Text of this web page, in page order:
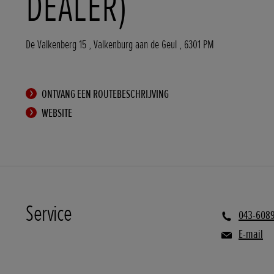
De Valkenberg 15 , Valkenburg aan de Geul , 6301 PM
ONTVANG EEN ROUTEBESCHRIJVING
WEBSITE
Service
043-
E-mail